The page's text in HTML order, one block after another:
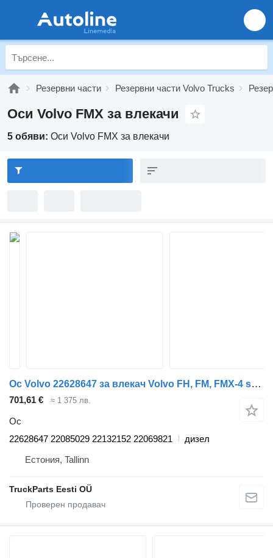
Резервни части Резервни части Volvo Trucks
Оси Volvo FMX за влекачи
5 обяви: Оси Volvo FMX за влекачи
Ос Volvo 22628647 за влекач Volvo FH, FM, FMX-4 series (2013-)
701,61 € ≈ 1 375 лв.
Ос
22628647 22085029 22132152 22069821
дизел
Естония, Tallinn
TruckParts Eesti OÜ